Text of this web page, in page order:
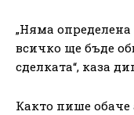
„Няма
всичко ще бъде
сделката“, каза
Както пише обаче